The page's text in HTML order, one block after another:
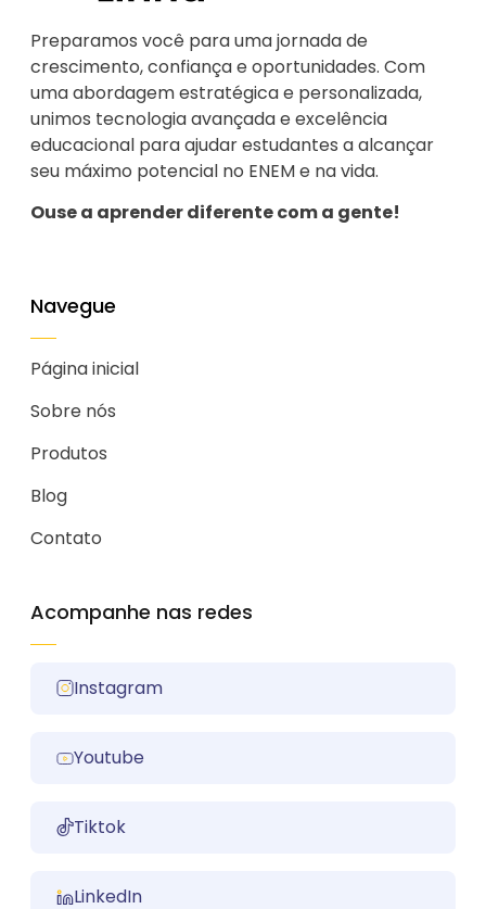
Preparamos você para uma jornada de
crescimento, confiança e oportunidades. Com
uma abordagem estratégica e personalizada,
unimos tecnologia avançada e excelência
educacional para ajudar estudantes a alcançar
seu máximo potencial no ENEM e na vida.
Ouse a aprender diferente com a gente!
Navegue
Página inicial
Sobre nós
Produtos
Blog
Contato
Acompanhe nas redes
Instagram
Youtube
Tiktok
LinkedIn